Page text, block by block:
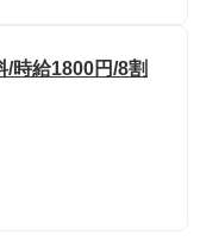
/時給1800円/8割